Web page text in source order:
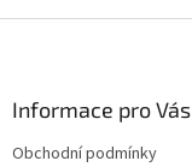
Informace pro Vás
Obchodní podmínky